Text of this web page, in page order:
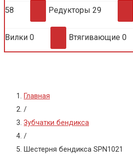
58 Редукторы 29
Вилки 0 Втягивающие 0
Главная
/
Зубчатки бендикса
/
Шестерня бендикса SPN1021